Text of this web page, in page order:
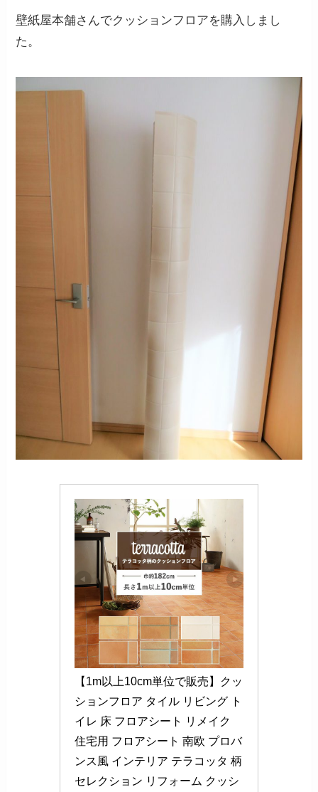
壁紙屋本舗さんでクッションフロアを購入しまし
た。
【1m以上10cm単位で販売】クッ
ションフロア タイル リビング ト
イレ 床 フロアシート リメイク
住宅用 フロアシート 南欧 プロバ
ンス風 インテリア テラコッタ 柄
セレクション リフォーム クッシ